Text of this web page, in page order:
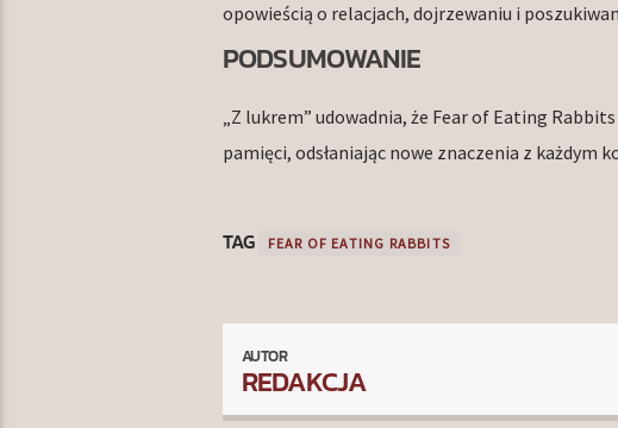
opowieścią o relacjach, dojrzewaniu i
PODSUMOWANIE
„Z lukrem” udowadnia, że Fear of Eating
pamięci, odsłaniając nowe znaczenia z każdym
TAG FEAR OF EATING RABBITS
AUTOR
REDAKCJA